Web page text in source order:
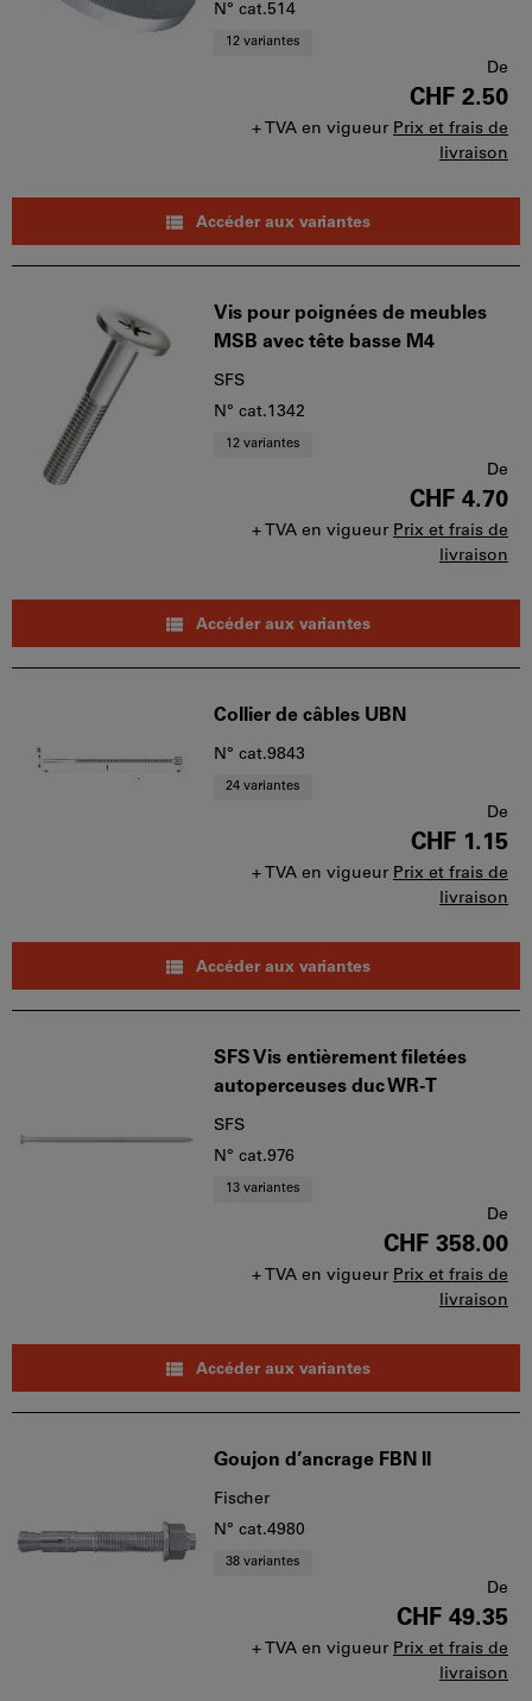
N° cat.514
12 variantes
De
CHF 2.50
+ TVA en vigueur Prix et frais de
livraison
Accéder aux variantes
Vis pour poignées de meubles
MSB avec tête basse M4
SFS
N° cat.1342
12 variantes
De
CHF 4.70
+ TVA en vigueur Prix et frais de
livraison
Accéder aux variantes
Collier de câbles UBN
N° cat.9843
24 variantes
De
CHF 1.15
+ TVA en vigueur Prix et frais de
livraison
Accéder aux variantes
SFS Vis entièrement filetées
autoperceuses duc WR-T
SFS
N° cat.976
13 variantes
De
CHF 358.00
+ TVA en vigueur Prix et frais de
livraison
Accéder aux variantes
Goujon d’ancrage FBN II
Fischer
N° cat.4980
38 variantes
De
CHF 49.35
+ TVA en vigueur Prix et frais de
livraison